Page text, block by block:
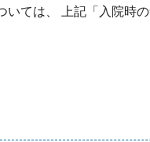
ては、 上記「入院時